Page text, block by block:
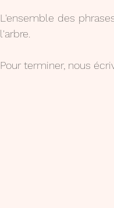
L'ensemble des
l'arbre.
Pour terminer, nous